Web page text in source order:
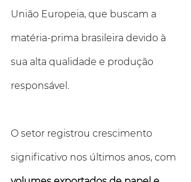
União Europeia, que buscam a
matéria-prima brasileira devido à
sua alta qualidade e produção
responsável.
O setor registrou crescimento
significativo nos últimos anos, com